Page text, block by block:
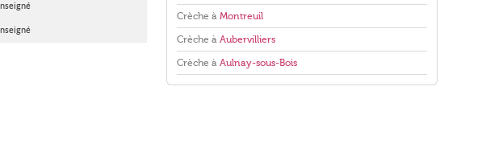
Crèche à Montreuil
Crèche à Aubervilliers
Crèche à Aulnay-sous-Bois